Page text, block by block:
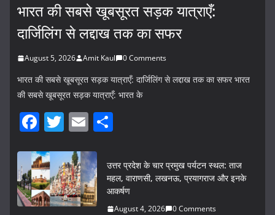
भारत की सबसे खूबसूरत सड़क यात्राएँ:
दार्जिलिंग से लद्दाख तक का सफर
August 5, 2026 Amit Kaul 0 Comments
भारत की सबसे खूबसूरत सड़क यात्राएँ: दार्जिलिंग से लद्दाख तक का सफर भारत
की सबसे खूबसूरत सड़क यात्राएँ: भारत के
F
c
e
b
T
itt
er
E
ai
l
ar
e
उत्तर प्रदेश के चार प्रमुख पर्यटन स्थल: ताज
महल, वाराणसी, लखनऊ, प्रयागराज और इनके
आकर्षण
August 4, 2026 0 Comments